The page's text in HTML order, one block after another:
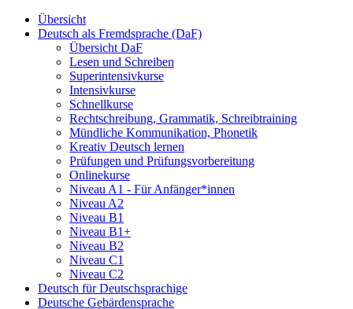
Übersicht
Deutsch als Fremdsprache (DaF)
Übersicht DaF
Lesen und Schreiben
Superintensivkurse
Intensivkurse
Schnellkurse
Rechtschreibung, Grammatik, Schreibtraining
Mündliche Kommunikation, Phonetik
Kreativ Deutsch lernen
Prüfungen und Prüfungsvorbereitung
Onlinekurse
Niveau A1 - Für Anfänger*innen
Niveau A2
Niveau B1
Niveau B1+
Niveau B2
Niveau C1
Niveau C2
Deutsch für Deutschsprachige
Deutsche Gebärdensprache